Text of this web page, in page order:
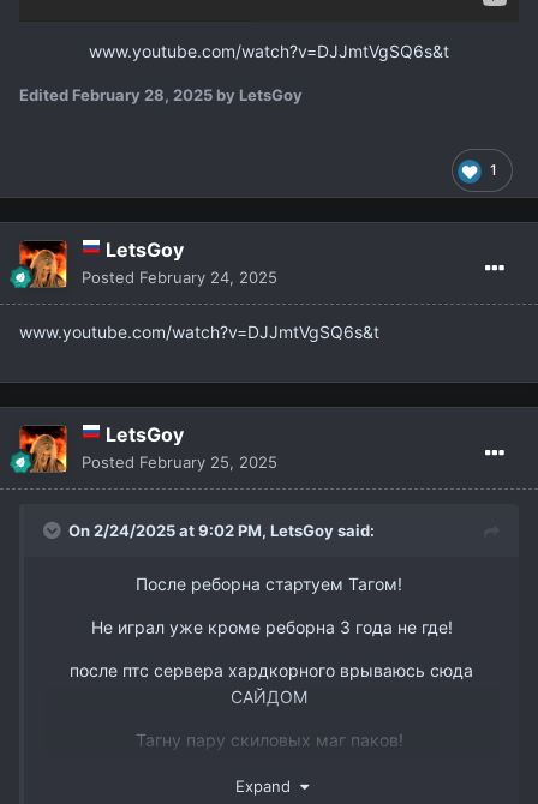
www.youtube.com/watch?v=DJJmtVgSQ6s&t
Edited February 28, 2025 by LetsGoy
1
LetsGoy
Posted February 24, 2025
www.youtube.com/watch?v=DJJmtVgSQ6s&t
LetsGoy
Posted February 25, 2025
On 2/24/2025 at 9:02 PM, LetsGoysaid:
После реборна стартуем Тагом!
Не играл уже кроме реборна 3 года не где!
после птс сервера хардкорного врываюсь сюда
САЙДОМ
Тагну пару скиловых маг паков!
Так же есть пару слотов в пак 3 рес бп и овер
Expand